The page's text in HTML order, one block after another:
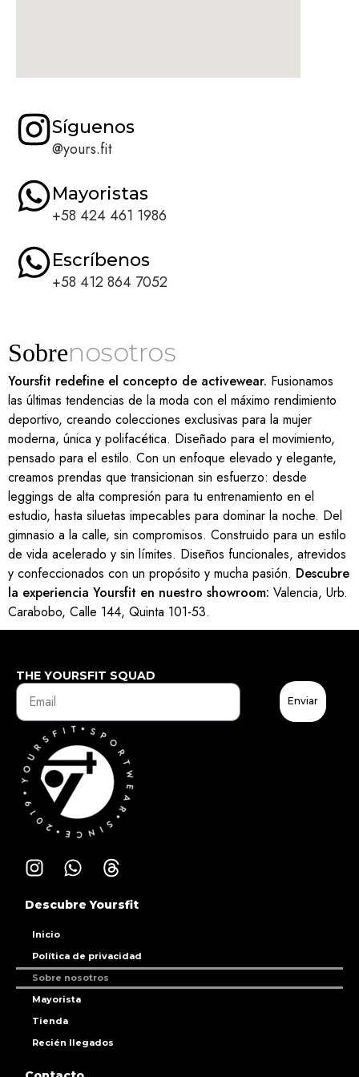
Síguenos
@yours.fit
Mayoristas
+58 424 461 1986
Escríbenos
+58 412 864 7052
Sobrenosotros
Yoursfit redefine el concepto de activewear. Fusionamos
las últimas tendencias de la moda con el máximo rendimiento
deportivo, creando colecciones exclusivas para la mujer
moderna, única y polifacética. Diseñado para el movimiento,
pensado para el estilo. Con un enfoque elevado y elegante,
creamos prendas que transicionan sin esfuerzo: desde
leggings de alta compresión para tu entrenamiento en el
estudio, hasta siluetas impecables para dominar la noche. Del
gimnasio a la calle, sin compromisos. Construido para un estilo
de vida acelerado y sin límites. Diseños funcionales, atrevidos
y confeccionados con un propósito y mucha pasión. Descubre
la experiencia Yoursfit en nuestro showroom: Valencia, Urb.
Carabobo, Calle 144, Quinta 101-53.
THE YOURSFIT SQUAD
Enviar
Inicio
Política de privacidad
Sobre nosotros
Mayorista
Tienda
Recién llegados
Descubre Yoursfit